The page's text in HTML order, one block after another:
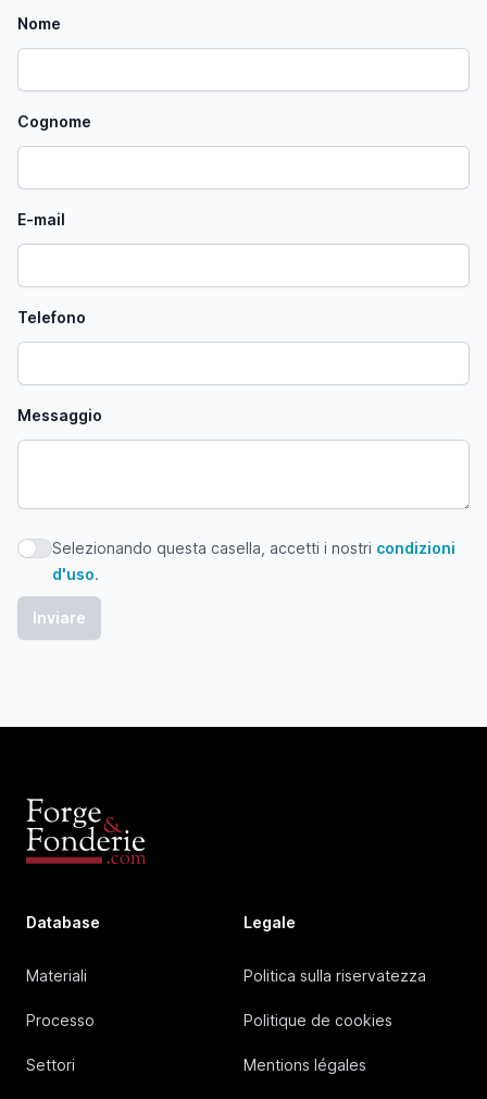
Nome
Cognome
E-mail
Telefono
Messaggio
Selezionando questa casella, accetti i nostri condizioni
Selezionando questa casella, accetti i nostri condizioni
d'uso.
Database
Materiali
Processo
Settori
Legale
Politica sulla riservatezza
Politique de cookies
Mentions légales